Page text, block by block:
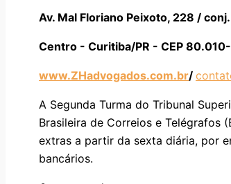
Av. Mal Floriano Peixoto, 228 /
Centro - Curitiba/PR - CEP
www.ZHadvogados.com.br/
A Segunda Turma do Tribunal
Brasileira de Correios e Telégrafos
extras a partir da sexta diária, por
bancários.